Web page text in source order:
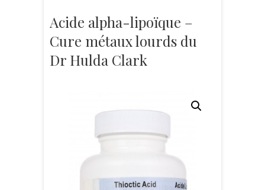
Acide alpha-lipoïque –
Cure métaux lourds du
Dr Hulda Clark